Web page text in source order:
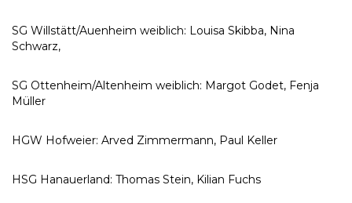
SG Willstätt/Auenheim weiblich: Louisa Skibba, Nina
Schwarz,
SG Ottenheim/Altenheim weiblich: Margot Godet, Fenja
Müller
HGW Hofweier: Arved Zimmermann, Paul Keller
HSG Hanauerland: Thomas Stein, Kilian Fuchs